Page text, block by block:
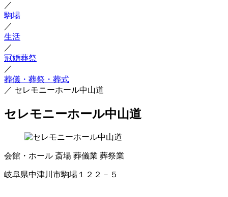
／
駒場
／
生活
／
冠婚葬祭
／
葬儀・葬祭・葬式
／ セレモニーホール中山道
セレモニーホール中山道
会館・ホール 斎場 葬儀業 葬祭業
岐阜県中津川市駒場１２２－５